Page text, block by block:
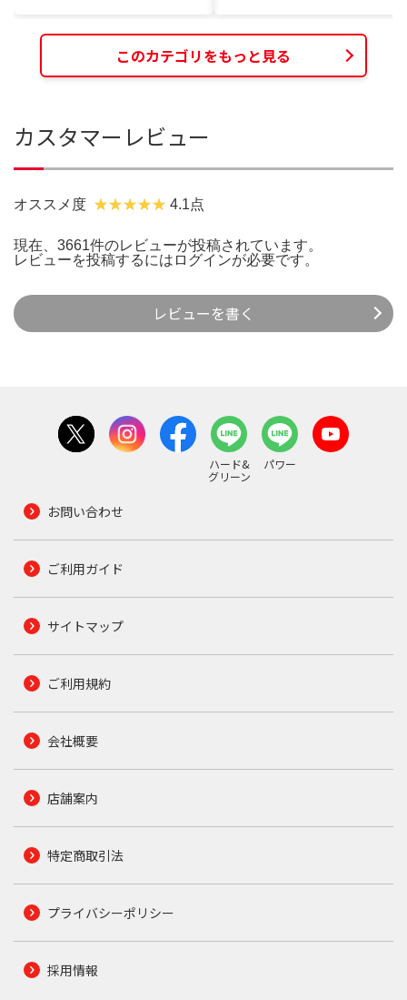
このカテゴリをもっと見る
カスタマーレビュー
オススメ度 4.1点
現在、3661件のレビューが投稿されています。
レビューを投稿するには ログインが必要です。
レビューを書く
ハード&
グリーン
パワー
お問い合わせ
ご利用ガイド
サイトマップ
ご利用規約
会社概要
店舗案内
特定商取引法
プライバシーポリシー
採用情報